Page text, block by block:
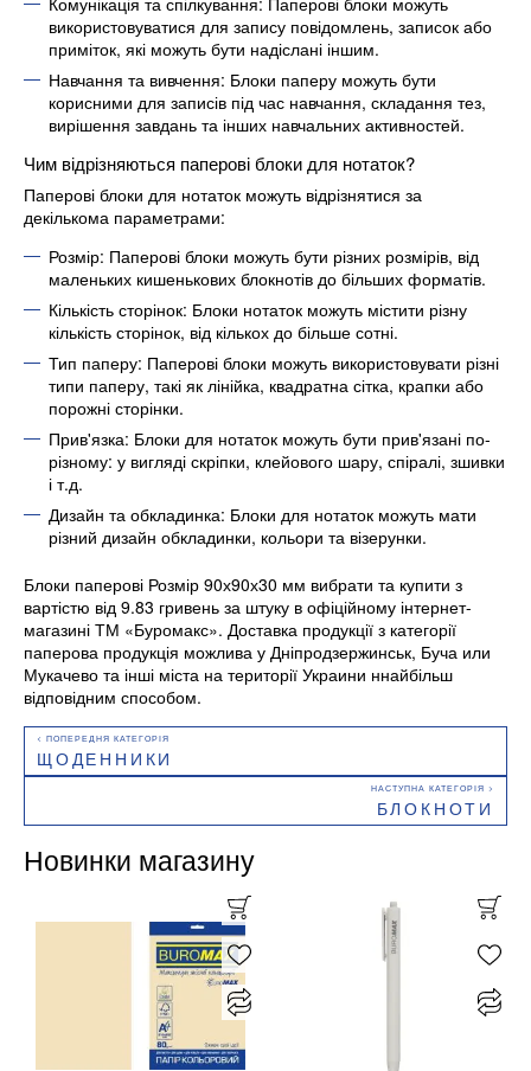
використовуватися для запису повідомлень, записок або
приміток, які можуть бути надіслані іншим.
Навчання та вивчення: Блоки паперу можуть бути
корисними для записів під час навчання, складання тез,
вирішення завдань та інших навчальних активностей.
Чим відрізняються паперові блоки для нотаток?
Паперові блоки для нотаток можуть відрізнятися за
декількома параметрами:
Розмір: Паперові блоки можуть бути різних розмірів, від
маленьких кишенькових блокнотів до більших форматів.
Кількість сторінок: Блоки нотаток можуть містити різну
кількість сторінок, від кількох до більше сотні.
Тип паперу: Паперові блоки можуть використовувати різні
типи паперу, такі як лінійка, квадратна сітка, крапки або
порожні сторінки.
Прив'язка: Блоки для нотаток можуть бути прив'язані по-
різному: у вигляді скріпки, клейового шару, спіралі, зшивки
і т.д.
Дизайн та обкладинка: Блоки для нотаток можуть мати
різний дизайн обкладинки, кольори та візерунки.
Блоки паперові Розмір 90х90х30 мм вибрати та купити з
вартістю від 9.83 гривень за штуку в офіційному інтернет-
магазині ТМ «Буромакс». Доставка продукції з категорії
паперова продукція можлива у Дніпродзержинськ, Буча или
Мукачево та інші міста на території Украини ннайбільш
відповідним способом.
ЩОДЕННИКИ
БЛОКНОТИ
Новинки магазину